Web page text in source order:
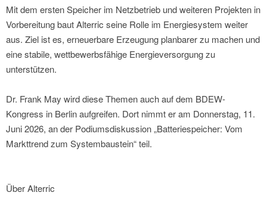
Mit dem ersten Speicher im Netzbetrieb und weiteren Projekten in
Vorbereitung baut Alterric seine Rolle im Energiesystem weiter
aus. Ziel ist es, erneuerbare Erzeugung planbarer zu machen und
eine stabile, wettbewerbsfähige Energieversorgung zu
unterstützen.
Dr. Frank May wird diese Themen auch auf dem BDEW-
Kongress in Berlin aufgreifen. Dort nimmt er am Donnerstag, 11.
Juni 2026, an der Podiumsdiskussion „Batteriespeicher: Vom
Markttrend zum Systembaustein“ teil.
Über Alterric